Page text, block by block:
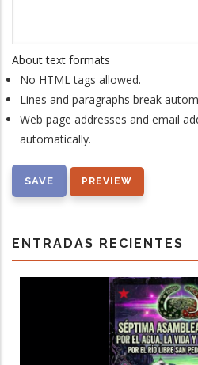
About text formats
No HTML tags allowed.
Lines and paragraphs break
Web page addresses and email
automatically.
ENTRADAS RECIENTES